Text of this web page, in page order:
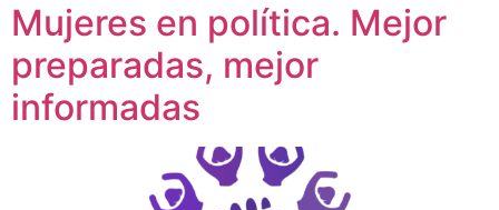
Mujeres en política. Mejor
preparadas, mejor
informadas